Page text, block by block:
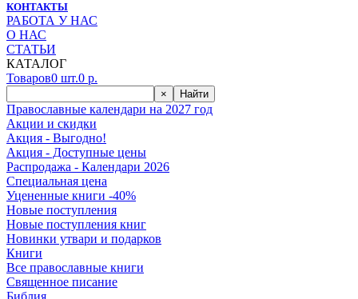
КОНТАКТЫ
РАБОТА У НАС
О НАС
СТАТЬИ
КАТАЛОГ
Товаров0 шт.0 р.
× Найти
Православные календари на 2027 год
Акции и скидки
Акция - Выгодно!
Акция - Доступные цены
Распродажа - Календари 2026
Специальная цена
Уцененные книги -40%
Новые поступления
Новые поступления книг
Новинки утвари и подарков
Книги
Все православные книги
Священное писание
Библия